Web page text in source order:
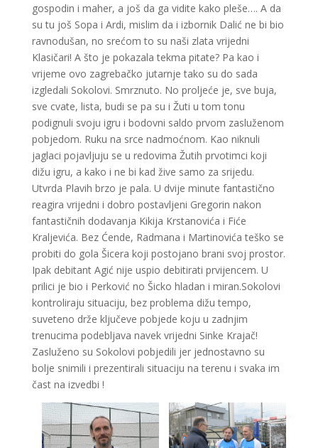
gospodin i maher, a još da ga vidite kako pleše…. A da
su tu još Sopa i Ardi, mislim da i izbornik Dalić ne bi bio
ravnodušan, no srećom to su naši zlata vrijedni
Klasičari! A što je pokazala tekma pitate? Pa kao i
vrijeme ovo zagrebačko jutarnje tako su do sada
izgledali Sokolovi. Smrznuto. No proljeće je, sve buja,
sve cvate, lista, budi se pa su i Žuti u tom tonu
podignuli svoju igru i bodovni saldo prvom zasluženom
pobjedom. Ruku na srce nadmoćnom. Kao niknuli
jaglaci pojavljuju se u redovima Žutih prvotimci koji
dižu igru, a kako i ne bi kad žive samo za srijedu.
Utvrda Plavih brzo je pala. U dvije minute fantastično
reagira vrijedni i dobro postavljeni Gregorin nakon
fantastičnih dodavanja Kikija Krstanovića i Fiće
Kraljevića. Bez Ćende, Radmana i Martinovića teško se
probiti do gola Šicera koji postojano brani svoj prostor.
Ipak debitant Agić nije uspio debitirati prvijencem. U
prilici je bio i Perković no Šicko hladan i miran.Sokolovi
kontroliraju situaciju, bez problema dižu tempo,
suveteno drže ključeve pobjede koju u zadnjim
trenucima podebljava navek vrijedni Sinke Krajač!
Zasluženo su Sokolovi pobjedili jer jednostavno su
bolje snimili i prezentirali situaciju na terenu i svaka im
čast na izvedbi !